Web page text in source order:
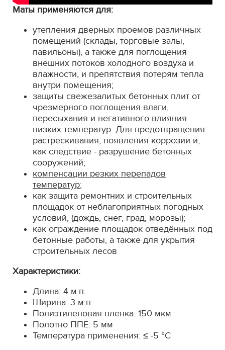
Маты применяются для:
утепления дверных проемов различных
помещений (склады, торговые залы,
павильоны), а также для поглощения
внешних потоков холодного воздуха и
влажности, и препятствия потерям тепла
внутри помещения;
защиты свежезалитых бетонных плит от
чрезмерного поглощения влаги,
пересыхания и негативного влияния
низких температур. Для предотвращения
растрескивания, появления коррозии и,
как следствие - разрушение бетонных
сооружений;
компенсации резких перепадов
температур;
как защита ремонтних и строительных
площадок от неблагоприятных погодных
условий, (дождь, снег, град, морозы);
как ограждение площадок отведённых под
бетонные работы, а также для укрытия
строительных лесов
Характеристики:
Длина: 4 м.п.
Ширина: 3 м.п.
Полиэтиленовая пленка: 150 мкм
Полотно ППЕ: 5 мм
Температура применения: ≤ -5 °С